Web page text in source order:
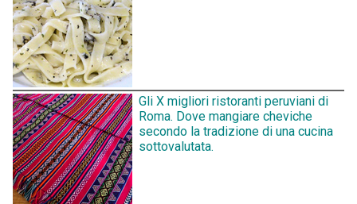
Gli X migliori ristoranti peruviani di
Roma. Dove mangiare cheviche
secondo la tradizione di una cucina
sottovalutata.